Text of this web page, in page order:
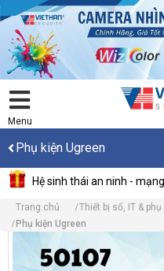
Menu
Phụ kiện Ugreen
Hệ sinh thái an ninh -
Trang chủ Thiết bị số, IT & phụ
Phụ kiện Ugreen